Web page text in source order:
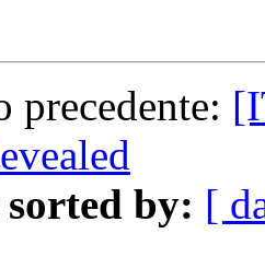
precedente:
sorted by: [